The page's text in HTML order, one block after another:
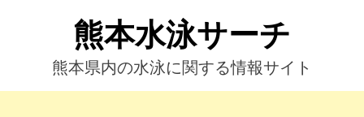
へ
熊本水泳サーチ
熊本県内の水泳に関する情報サイト